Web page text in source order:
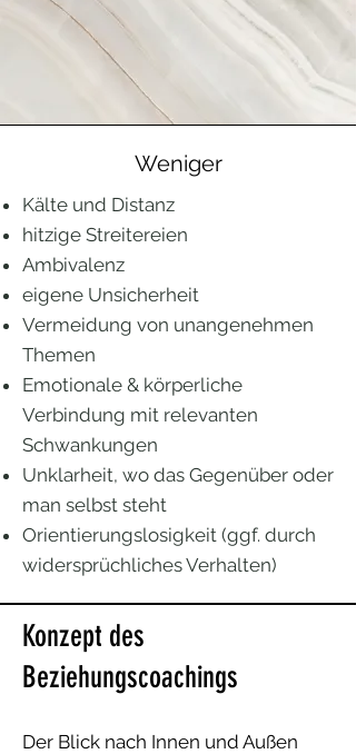
Weniger
Kälte und Distanz
hitzige Streitereien
Ambivalenz
eigene Unsicherheit
Vermeidung von unangenehmen
Themen
Emotionale & körperliche
Verbindung mit relevanten
Schwankungen
Unklarheit, wo das Gegenüber oder
man selbst steht
Orientierungslosigkeit (ggf. durch
widersprüchliches Verhalten)
Konzept des
Beziehungscoachings
Der Blick nach Innen und Außen